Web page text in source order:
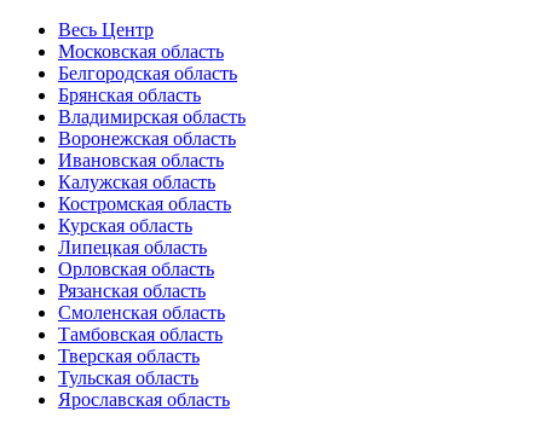
Весь Центр
Московская область
Белгородская область
Брянская область
Владимирская область
Воронежская область
Ивановская область
Калужская область
Костромская область
Курская область
Липецкая область
Орловская область
Рязанская область
Смоленская область
Тамбовская область
Тверская область
Тульская область
Ярославская область